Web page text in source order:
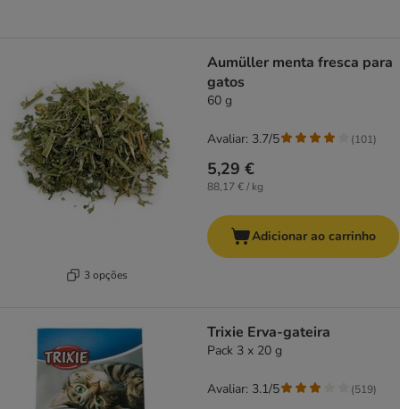
3 opções
Aumüller menta fresca para
gatos
60 g
5,29 €
88,17 € / kg
Avaliar: 3.7/5 (101)
Adicionar ao carrinho
Trixie Erva-gateira
Pack 3 x 20 g
Avaliar: 3.1/5 (519)